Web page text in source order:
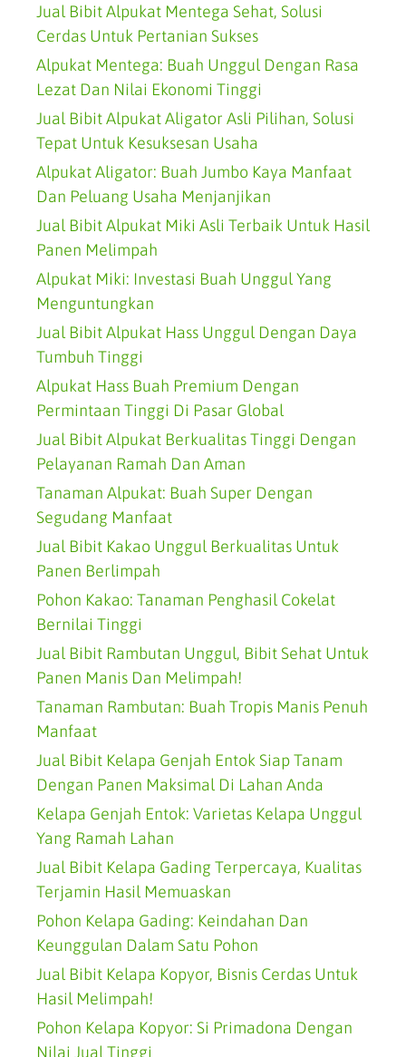
Jual Bibit Alpukat Mentega Sehat, Solusi
Cerdas Untuk Pertanian Sukses
Alpukat Mentega: Buah Unggul Dengan Rasa
Lezat Dan Nilai Ekonomi Tinggi
Jual Bibit Alpukat Aligator Asli Pilihan, Solusi
Tepat Untuk Kesuksesan Usaha
Alpukat Aligator: Buah Jumbo Kaya Manfaat
Dan Peluang Usaha Menjanjikan
Jual Bibit Alpukat Miki Asli Terbaik Untuk Hasil
Panen Melimpah
Alpukat Miki: Investasi Buah Unggul Yang
Menguntungkan
Jual Bibit Alpukat Hass Unggul Dengan Daya
Tumbuh Tinggi
Alpukat Hass Buah Premium Dengan
Permintaan Tinggi Di Pasar Global
Jual Bibit Alpukat Berkualitas Tinggi Dengan
Pelayanan Ramah Dan Aman
Tanaman Alpukat: Buah Super Dengan
Segudang Manfaat
Jual Bibit Kakao Unggul Berkualitas Untuk
Panen Berlimpah
Pohon Kakao: Tanaman Penghasil Cokelat
Bernilai Tinggi
Jual Bibit Rambutan Unggul, Bibit Sehat Untuk
Panen Manis Dan Melimpah!
Tanaman Rambutan: Buah Tropis Manis Penuh
Manfaat
Jual Bibit Kelapa Genjah Entok Siap Tanam
Dengan Panen Maksimal Di Lahan Anda
Kelapa Genjah Entok: Varietas Kelapa Unggul
Yang Ramah Lahan
Jual Bibit Kelapa Gading Terpercaya, Kualitas
Terjamin Hasil Memuaskan
Pohon Kelapa Gading: Keindahan Dan
Keunggulan Dalam Satu Pohon
Jual Bibit Kelapa Kopyor, Bisnis Cerdas Untuk
Hasil Melimpah!
Pohon Kelapa Kopyor: Si Primadona Dengan
Nilai Jual Tinggi